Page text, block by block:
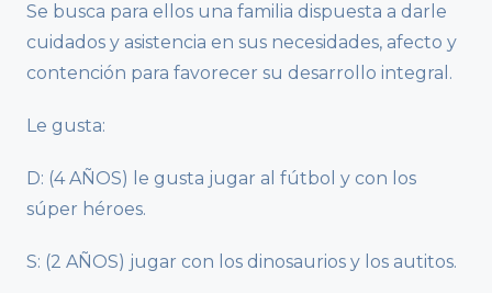
Se busca para ellos una familia dispuesta a darle
cuidados y asistencia en sus necesidades, afecto y
contención para favorecer su desarrollo integral.
Le gusta:
D: (4 AÑOS) le gusta jugar al fútbol y con los
súper héroes.
S: (2 AÑOS) jugar con los dinosaurios y los autitos.